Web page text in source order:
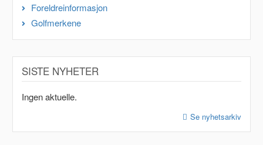
Foreldreinformasjon
Golfmerkene
SISTE NYHETER
Ingen aktuelle.
Se nyhetsarkiv